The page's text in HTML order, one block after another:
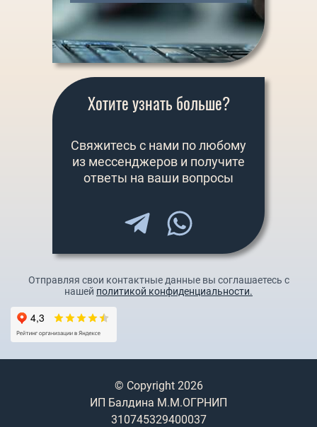
Хотите узнать больше?
Свяжитесь с нами по любому
из мессенджеров и получите
ответы на ваши вопросы
Отправляя свои контактные данные вы соглашаетесь с
нашей политикой конфиденциальности.
© Copyright 2026
ИП Балдина М.М.ОГРНИП
310745329400037